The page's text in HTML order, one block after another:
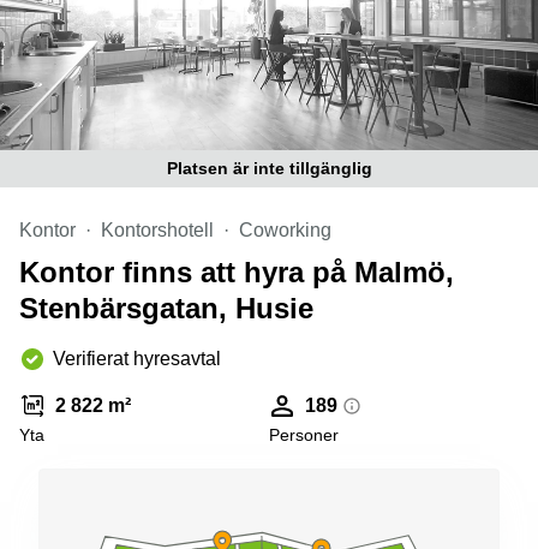
Lediga
lokaler
Hägersten
Platsen är inte tillgänglig
Kontor Kontorshotell Coworking
Kontor finns att hyra på Malmö,
Stenbärsgatan, Husie
Verifierat hyresavtal
2 822 m²
Yta
189
Personer